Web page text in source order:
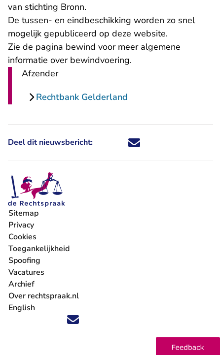
van stichting Bronn.
De tussen- en eindbeschikking worden zo snel
mogelijk gepubliceerd op deze website.
Zie de pagina bewind voor meer algemene
informatie over bewindvoering.
Afzender
Rechtbank Gelderland
Deel dit nieuwsbericht: Deel dit nieuwsbericht via X -
Deel dit nieuwsbericht via
Deel dit nieuwsbericht
Deel dit
Volg ons op X (Twitter) - U verlaat Rechtspraak.nl
Volg ons op Facebook - U verlaat Rechtspraak.nl
Volg ons op Instagram - U verlaat Rechtspraak.nl
Volg ons op Youtube - U verlaat Rechtspraak.nl
Volg ons op LinkedIn - U verlaat
'Blijf op de hoogte' nieuwsbrief - U verlaat
Sitemap
Privacy
Cookies
Toegankelijkheid
Spoofing
Vacatures
- U verlaat Rechtspraak.nl
Archief
Over rechtspraak.nl
English